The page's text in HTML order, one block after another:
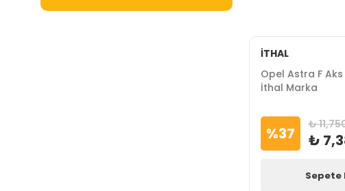
İTHAL
Opel Astra F Aks
İthal Marka
%37 ₺
₺
Sepete